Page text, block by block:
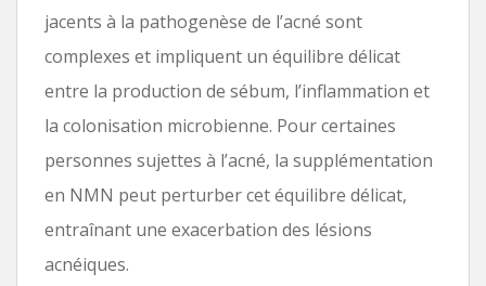
jacents à la pathogenèse de l’acné sont
complexes et impliquent un équilibre délicat
entre la production de sébum, l’inflammation et
la colonisation microbienne. Pour certaines
personnes sujettes à l’acné, la supplémentation
en NMN peut perturber cet équilibre délicat,
entraînant une exacerbation des lésions
acnéiques.